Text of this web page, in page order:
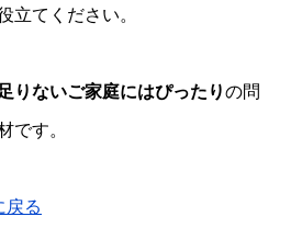
立てください。
りないご家庭にはぴったりの問
です。
戻る